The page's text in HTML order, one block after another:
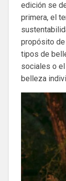
edición se
primera, el
propósito de
tipos de
sociales o
belleza